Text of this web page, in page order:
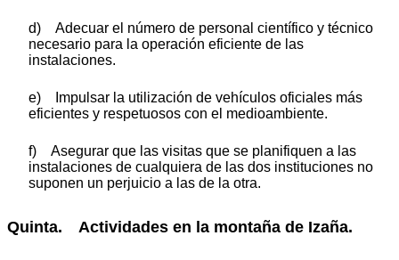
d) Adecuar el número de personal científico y técnico
necesario para la operación eficiente de las
instalaciones.
e) Impulsar la utilización de vehículos oficiales más
eficientes y respetuosos con el medioambiente.
f) Asegurar que las visitas que se planifiquen a las
instalaciones de cualquiera de las dos instituciones no
suponen un perjuicio a las de la otra.
Quinta. Actividades en la montaña de Izaña.